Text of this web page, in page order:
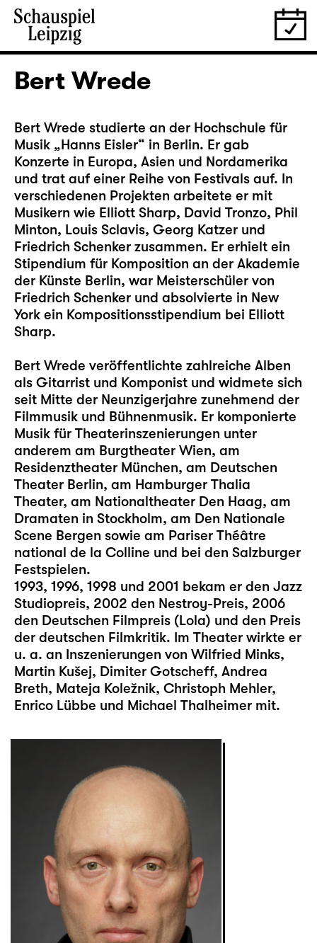
Bert Wrede
Bert Wrede studierte an der Hochschule für
Musik „Hanns Eisler“ in Berlin. Er gab
Konzerte in Europa, Asien und Nordamerika
und trat auf einer Reihe von Festivals auf. In
verschiedenen Projekten arbeitete er mit
Musikern wie Elliott Sharp, David Tronzo, Phil
Minton, Louis Sclavis, Georg Katzer und
Friedrich Schenker zusammen. Er erhielt ein
Stipendium für Komposition an der Akademie
der Künste Berlin, war Meisterschüler von
Friedrich Schenker und absolvierte in New
York ein Kompositionsstipendium bei Elliott
Sharp.
Bert Wrede veröffentlichte zahlreiche Alben
als Gitarrist und Komponist und widmete sich
seit Mitte der Neunzigerjahre zunehmend der
Filmmusik und Bühnenmusik. Er komponierte
Musik für Theaterinszenierungen unter
anderem am Burgtheater Wien, am
Residenztheater München, am Deutschen
Theater Berlin, am Hamburger Thalia
Theater, am Nationaltheater Den Haag, am
Dramaten in Stockholm, am Den Nationale
Scene Bergen sowie am Pariser Théâtre
national de la Colline und bei den Salzburger
Festspielen.
1993, 1996, 1998 und 2001 bekam er den Jazz
Studiopreis, 2002 den Nestroy-Preis, 2006
den Deutschen Filmpreis (Lola) und den Preis
der deutschen Filmkritik. Im Theater wirkte er
u. a. an Inszenierungen von Wilfried Minks,
Martin Kušej, Dimiter Gotscheff, Andrea
Breth, Mateja Koležnik, Christoph Mehler,
Enrico Lübbe und Michael Thalheimer mit.